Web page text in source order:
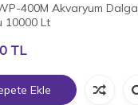
400M Akvaryum Dalga
10000 Lt
TL
Ekle